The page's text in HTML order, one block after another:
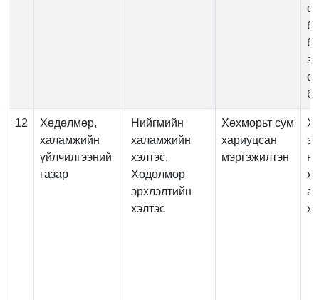
12
Хөдөлмөр,
халамжийн
үйлчилгээний
газар
Нийгмийн
халамжийн
хэлтэс,
Хөдөлмөр
эрхлэлтийн
хэлтэс
Хөхморьт сум
хариуцсан
мэргэжилтэн